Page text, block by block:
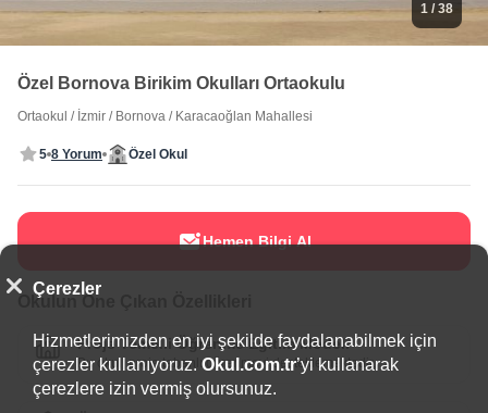
1 / 38
Özel Bornova Birikim Okulları Ortaokulu
Ortaokul / İzmir / Bornova / Karacaoğlan Mahallesi
5 8 Yorum Özel Okul
Hemen Bilgi Al
Okulun Öne Çıkan Özellikleri
Proje Temelli Öğrenme Eğitim Modeli
Bu okul, proje tabanlı öğrenmeyi desteklemektedir.
Çerezler
Hizmetlerimizden en iyi şekilde faydalanabilmek için
çerezler kullanıyoruz. Okul.com.tr’yi kullanarak
çerezlere izin vermiş olursunuz.